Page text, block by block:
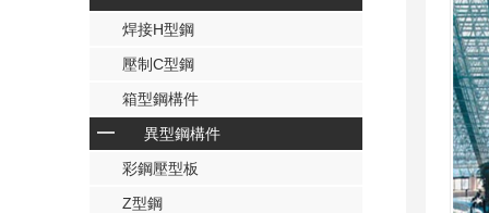
焊接H型鋼
壓制C型鋼
箱型鋼構件
異型鋼構件
彩鋼壓型板
Z型鋼